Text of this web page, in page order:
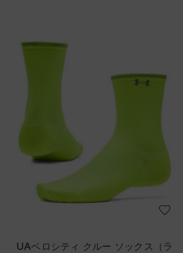
UAベロシティ クルー ソックス（ラ